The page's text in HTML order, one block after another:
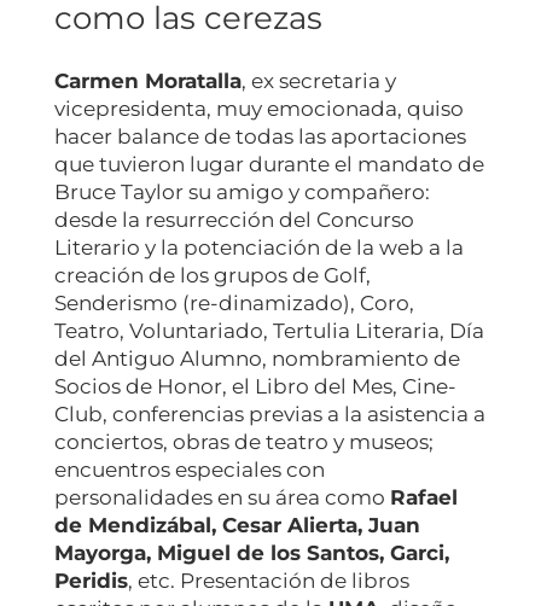
como las cerezas
Carmen Moratalla, ex secretaria y
vicepresidenta, muy emocionada, quiso
hacer balance de todas las aportaciones
que tuvieron lugar durante el mandato de
Bruce Taylor su amigo y compañero:
desde la resurrección del Concurso
Literario y la potenciación de la web a la
creación de los grupos de Golf,
Senderismo (re-dinamizado), Coro,
Teatro, Voluntariado, Tertulia Literaria, Día
del Antiguo Alumno, nombramiento de
Socios de Honor, el Libro del Mes, Cine-
Club, conferencias previas a la asistencia a
conciertos, obras de teatro y museos;
encuentros especiales con
personalidades en su área como Rafael
de Mendizábal, Cesar Alierta, Juan
Mayorga, Miguel de los Santos, Garci,
Peridis, etc. Presentación de libros